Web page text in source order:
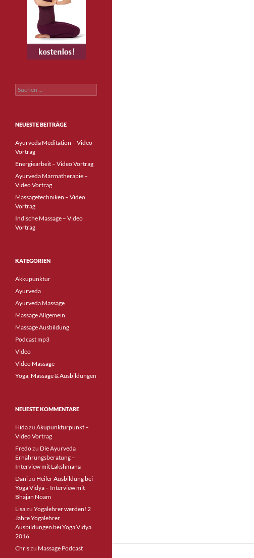
Suchen
nach:
NEUESTE BEITRÄGE
Ayurveda Meditation – Video
Vortrag
Energiearbeit – Video Vortrag
Ayurveda Marmatherapie –
Video Vortrag
Massagetechniken – Video
Vortrag
Indische Massage – Video
Vortrag
KATEGORIEN
Akkupunktur
Ayurveda
Ayurveda Massage
Massage Allgemein
Massage Ausbildung
Podcast mp3
Video
Video Massage
Yoga, Massage & Ausbildungen
NEUESTE KOMMENTARE
Hidazu Akupunkturpunkt –
Video Vortrag
Fredozu Die Ayurveda
Ernährungsberatung –
Interview mit Lakshmana
Danizu Heiler Ausbildung bei
Yoga Vidya – Interview mit
Bhajan Noam
Lisazu Yogalehrer werden! 2
Jahre Yogalehrer
Ausbildungen bei Yoga Vidya
2016
Chriszu Massage Podcast